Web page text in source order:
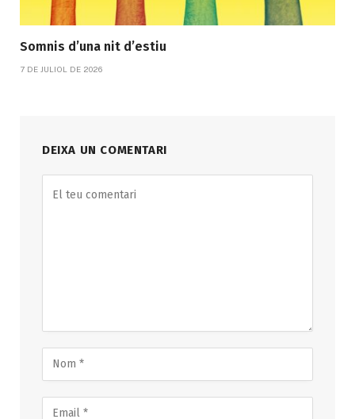
Somnis d’una nit d’estiu
7 DE JULIOL DE 2026
DEIXA UN COMENTARI